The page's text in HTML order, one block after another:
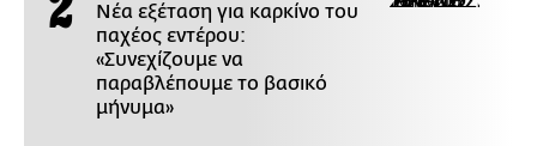
Νέα εξέταση για καρκίνο του
παχέος εντέρου:
«Συνεχίζουμε να
παραβλέπουμε το βασικό
μήνυμα»